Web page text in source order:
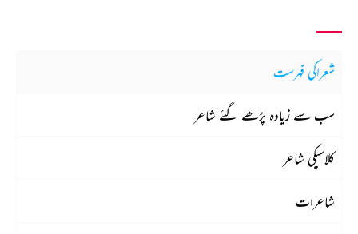
شعراکی فہرست
سب سے زیادہ پڑھے گئے شاعر
کلاسیکی شاعر
شاعرات